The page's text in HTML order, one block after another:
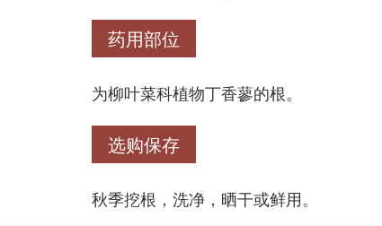
药用部位
为柳叶菜科植物丁香蓼的根。
选购保存
秋季挖根，洗净，晒干或鲜用。